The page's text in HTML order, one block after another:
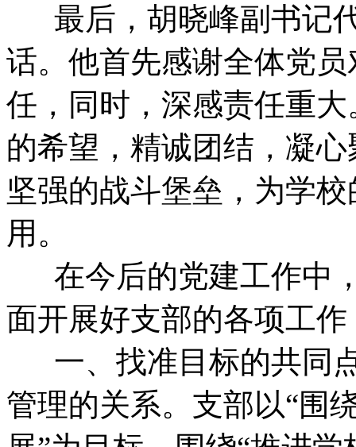
最后，胡晓峰副书记
话。他首先感谢全体党
任，同时，深感责任重
的希望，精诚团结，凝
坚强的战斗堡垒，为学
用。
在今后的党建工作中
面开展好支部的各项工作
一、找准目标的共同
管理的关系。支部以“围